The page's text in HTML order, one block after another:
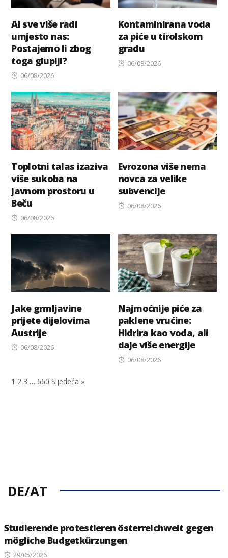
AI sve više radi
umjesto nas:
Postajemo li zbog
toga gluplji?
Posted
06/08/2026
Kontaminirana voda
za piće u tirolskom
gradu
Posted
06/08/2026
Toplotni talas izaziva
više sukoba na
javnom prostoru u
Beču
Posted
06/08/2026
Evrozona više nema
novca za velike
subvencije
Posted
06/08/2026
Jake grmljavine
prijete dijelovima
Austrije
Posted
06/08/2026
Najmoćnije piće za
paklene vrućine:
Hidrira kao voda, ali
daje više energije
Posted
06/08/2026
1 2 3 … 660 Sljedeća »
DE/AT
Studierende protestieren österreichweit gegen
mögliche Budgetkürzungen
Posted
29/05/2026